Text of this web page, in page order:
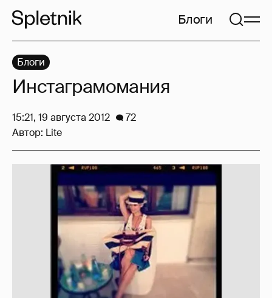
Блоги
Блоги
Инстаграмомания
15:21, 19 августа 2012
72
Автор: Lite